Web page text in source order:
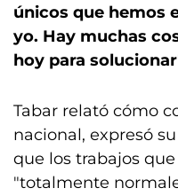
únicos que hemos
yo. Hay muchas
hoy para solucionar
Tabar relató cómo
nacional, expresó
que los trabajos
"totalmente